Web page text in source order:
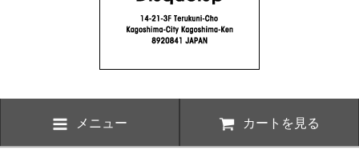
メニュー カートを見る